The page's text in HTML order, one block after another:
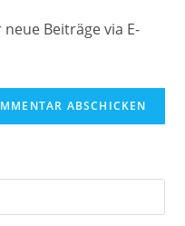
Beiträge via E-